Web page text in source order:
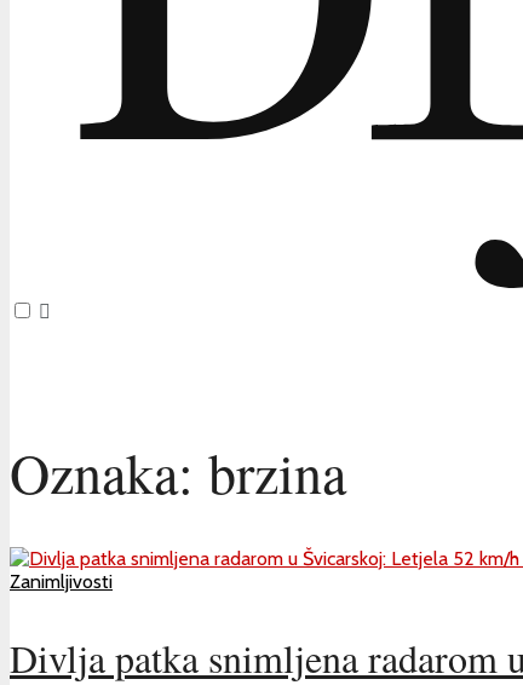
Oznaka: brzina
Zanimljivosti
Divlja patka snimljena radarom